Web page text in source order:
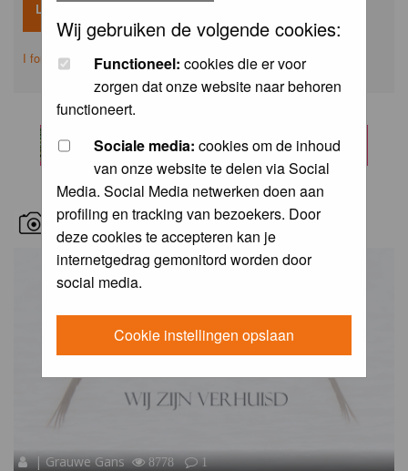
Wij gebruiken de volgende cookies:
Functioneel: cookies die er voor
zorgen dat onze website naar behoren
functioneert.
Sociale media: cookies om de inhoud
van onze website te delen via Social
Media. Social Media netwerken doen aan
profiling en tracking van bezoekers. Door
deze cookies te accepteren kan je
internetgedrag gemonitord worden door
social media.
Cookie instellingen opslaan
I forgot my password
RECENT BIRD PICS
| Grauwe Gans 8778 1